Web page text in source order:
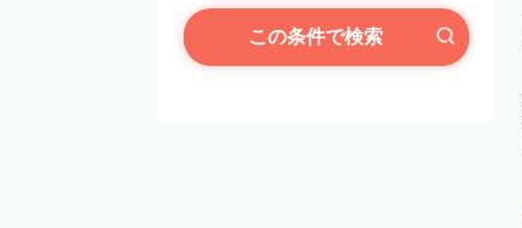
この条件で検索